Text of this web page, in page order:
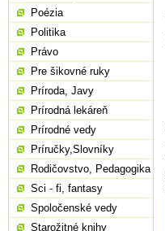
Poézia
Politika
Právo
Pre šikovné ruky
Príroda, Javy
Prírodná lekáreň
Prírodné vedy
Príručky,Slovníky
Rodičovstvo, Pedagogika
Sci - fi, fantasy
Spoločenské vedy
Starožitné knihy